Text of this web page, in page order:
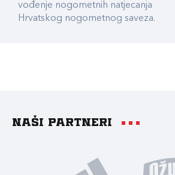
vođenje nogometnih natjecanja
Hrvatskog nogometnog saveza.
Naši partneri